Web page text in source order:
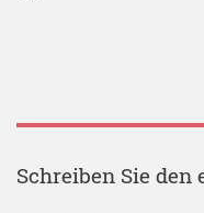
Schreiben Sie